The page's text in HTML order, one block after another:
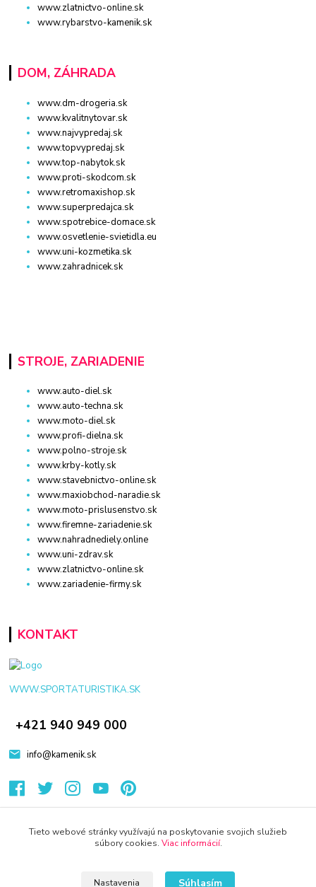
www.zlatnictvo-online.sk
www.rybarstvo-kamenik.sk
DOM, ZÁHRADA
www.dm-drogeria.sk
www.kvalitnytovar.sk
www.najvypredaj.sk
www.topvypredaj.sk
www.top-nabytok.sk
www.proti-skodcom.sk
www.retromaxishop.sk
www.superpredajca.sk
www.spotrebice-domace.sk
www.osvetlenie-svietidla.eu
www.uni-kozmetika.sk
www.zahradnicek.sk
STROJE, ZARIADENIE
www.auto-diel.sk
www.auto-techna.sk
www.moto-diel.sk
www.profi-dielna.sk
www.polno-stroje.sk
www.krby-kotly.sk
www.stavebnictvo-online.sk
www.maxiobchod-naradie.sk
www.moto-prislusenstvo.sk
www.firemne-zariadenie.sk
www.nahradnediely.online
www.uni-zdrav.sk
www.zlatnictvo-online.sk
www.zariadenie-firmy.sk
KONTAKT
WWW.SPORTATURISTIKA.SK
+421 940 949 000
info@kamenik.sk
Eshop-rychlo.sk
Tieto webové stránky využívajú na poskytovanie svojich služieb
súbory cookies. Viac informácií.
Nastavenia Súhlasím